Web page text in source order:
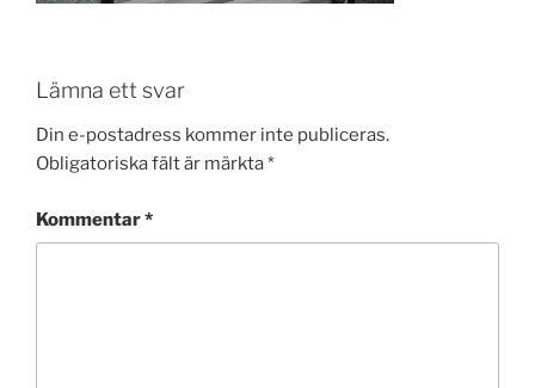
Lämna ett svar
Din e-postadress kommer inte publiceras.
Obligatoriska fält är märkta*
Kommentar*